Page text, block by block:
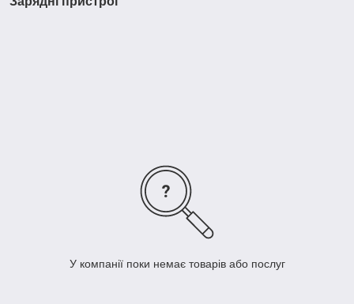
У компанії поки немає товарів або послуг